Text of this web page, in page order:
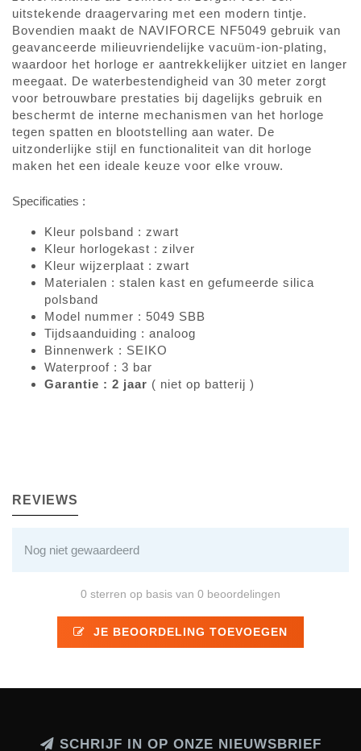
uitstekende draagervaring met een modern tintje.
Bovendien maakt de NAVIFORCE NF5049 gebruik van
geavanceerde milieuvriendelijke vacuüm-ion-plating,
waardoor het horloge er aantrekkelijker uitziet en langer
meegaat. De waterbestendigheid van 30 meter zorgt
voor betrouwbare prestaties bij dagelijks gebruik en
beschermt de interne mechanismen van het horloge
tegen spatten en blootstelling aan water. De
uitzonderlijke stijl en functionaliteit van dit horloge
maken het een ideale keuze voor elke vrouw.
Specificaties :
Kleur polsband : zwart
Kleur horlogekast : zilver
Kleur wijzerplaat : zwart
Materialen : stalen kast en gefumeerde silica
polsband
Model nummer : 5049 SBB
Tijdsaanduiding : analoog
Binnenwerk : SEIKO
Waterproof : 3 bar
Garantie : 2 jaar ( niet op batterij )
REVIEWS
Nog niet gewaardeerd
0 sterren op basis van 0 beoordelingen
JE BEOORDELING TOEVOEGEN
SCHRIJF IN OP ONZE NIEUWSBRIEF